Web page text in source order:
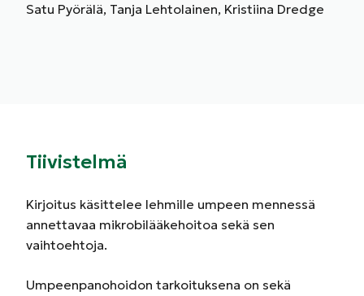
Satu Pyörälä, Tanja Lehtolainen, Kristiina Dredge
Tiivistelmä
Kirjoitus käsittelee lehmille umpeen mennessä
annettavaa mikrobilääkehoitoa sekä sen
vaihtoehtoja.
Umpeenpanohoidon tarkoituksena on sekä